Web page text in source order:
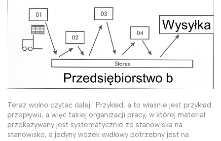
Teraz wolno czytać dalej. Przykład, a to właśnie jest przykład
przepływu, a więc takiej organizacji pracy, w której materiał
przekazywany jest systematycznie ze stanowiska na
stanowisko, a jedyny wózek widłowy potrzebny jest na